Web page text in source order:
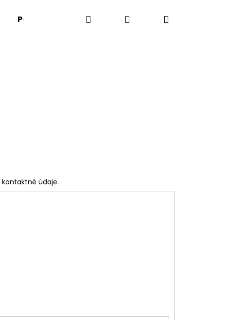
Párty doplnky Darčekové predmety
Hľadať PrihlásenieNákupný
údaje.
Nasledujúce